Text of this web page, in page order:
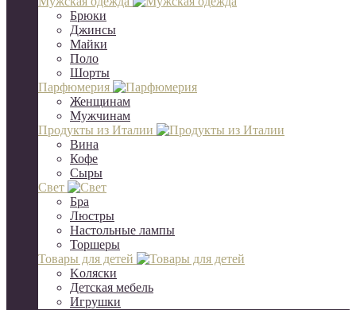
Брюки
Джинсы
Майки
Поло
Шорты
Парфюмерия
Женщинам
Мужчинам
Продукты из Италии
Вина
Кофе
Сыры
Свет
Бра
Люстры
Настольные лампы
Торшеры
Товары для детей
Kоляски
Детская мебель
Игрушки